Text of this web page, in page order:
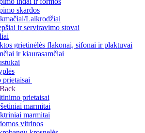
skardos
Laikrodžiai
ir serviravimo stovai
grietinėlės flakonai, sifonai ir plaktuvai
ir kiaurasamčiai
Back
prietaisai
marmitai
marmitai
vitrinos